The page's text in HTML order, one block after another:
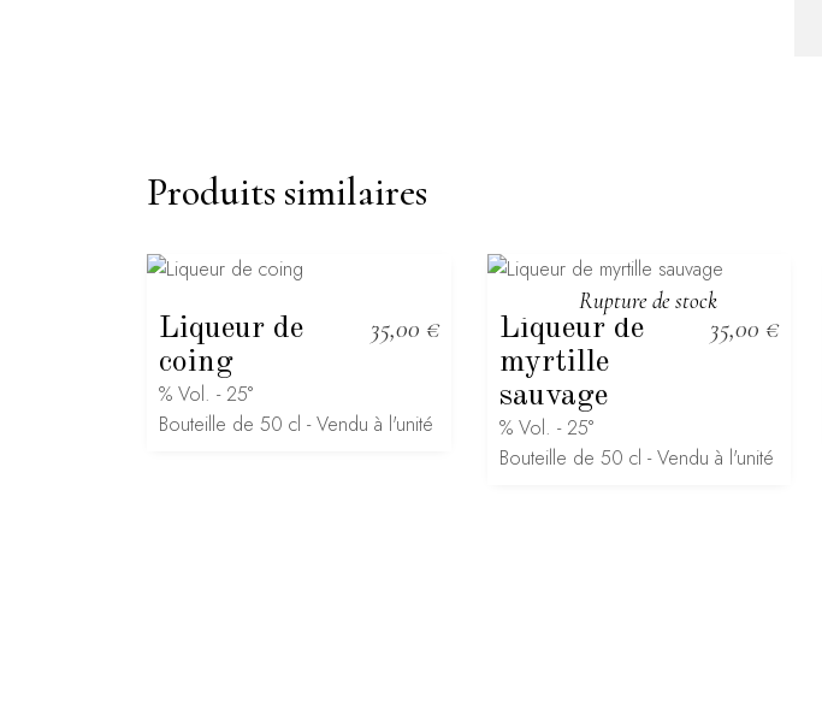
Produits similaires
Liqueur de
coing
35,00 €
% Vol. - 25°
Bouteille de 50 cl - Vendu à l'unité
Rupture de stock
Liqueur de
myrtille
sauvage
35,00 €
% Vol. - 25°
Bouteille de 50 cl - Vendu à l'unité